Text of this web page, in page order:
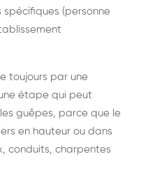
(personne
toujours par une
étape qui peut
guêpes, parce que le
en hauteur ou dans
conduits, charpentes